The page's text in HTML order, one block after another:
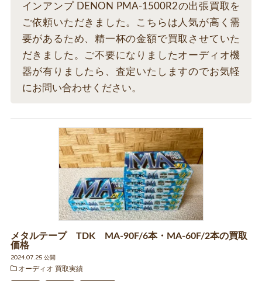
インアンプ DENON PMA-1500R2の出張買取を
ご依頼いただきました。こちらは人気が高く需
要があるため、精一杯の金額で買取させていた
だきました。ご不要になりましたオーディオ機
器が有りましたら、査定いたしますのでお気軽
にお問い合わせください。
メタルテープ TDK MA-90F/6本・MA-60F/2本の買取
価格
2024.07.25 公開
オーディオ 買取実績